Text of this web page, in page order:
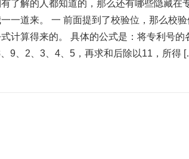
了解的人都知道的，那么还有哪些隐藏在
一道来。 一 前面提到了校验位，那么校
计算得来的。 具体的公式是：将专利号的
9、2、3、4、5，再求和后除以11，所得